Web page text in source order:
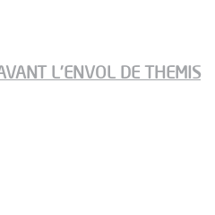
L’ENVOL DE THEMIS